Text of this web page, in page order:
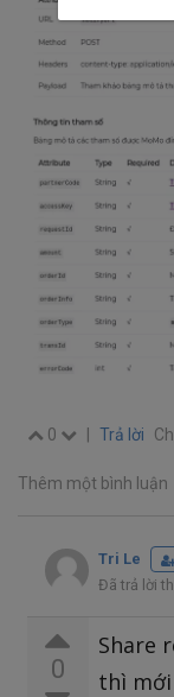
0 | Trả lời
Thêm một bình luận
Tri Le
Đã trả lời
0
Share
thì